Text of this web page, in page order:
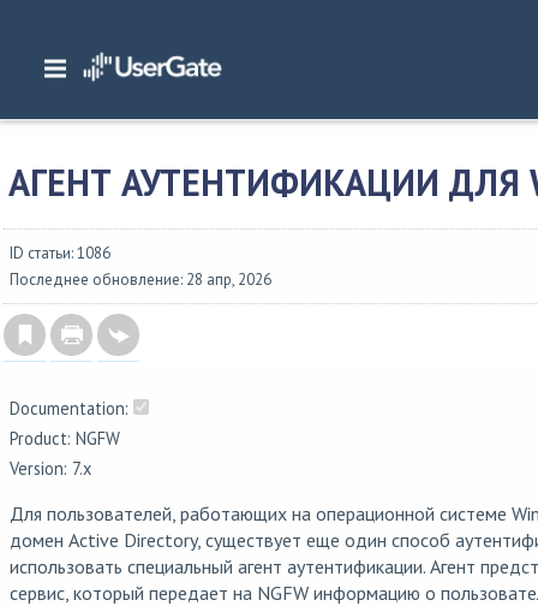
Главная/ Документация/NGFW
Пользователи и устройства
АГЕНТ АУТЕНТИФИКАЦИИ ДЛЯ
ID статьи: 1086
Последнее обновление: 28 апр, 2026
Documentation:
Product: NGFW
Version: 7.x
Для пользователей, работающих на операционной системе
домен Active Directory, существует еще один способ
использовать специальный агент аутентификации. Агент
сервис, который передает на NGFW информацию о